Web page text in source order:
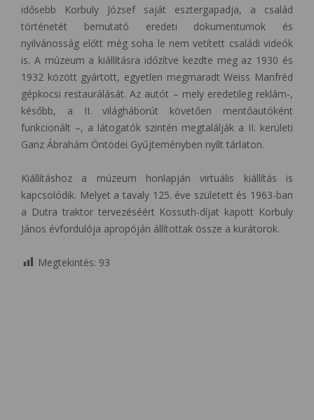
idősebb Korbuly József saját esztergapadja, a család
történetét bemutató eredeti dokumentumok és
nyilvánosság előtt még soha le nem vetített családi videók
is. A múzeum a kiállításra időzítve kezdte meg az 1930 és
1932 között gyártott, egyetlen megmaradt Weiss Manfréd
gépkocsi restaurálását. Az autót – mely eredetileg reklám-,
később, a II. világháborút követően mentőautóként
funkcionált –, a látogatók szintén megtalálják a II. kerületi
Ganz Ábrahám Öntödei Gyűjteményben nyílt tárlaton.
Kiállításhoz a múzeum honlapján virtuális kiállítás is
kapcsolódik. Melyet a tavaly 125. éve született és 1963-ban
a Dutra traktor tervezéséért Kossuth-díjat kapott Korbuly
János évfordulója apropóján állítottak össze a kurátorok.
Megtekintés: 93